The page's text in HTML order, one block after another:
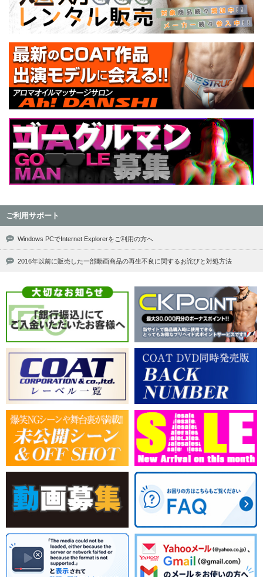
ご利用サポート
Windows PCでInternet Explorerをご利用の方へ
2016年以前に販売した一部動画商品の再生不良に関するお詫びと対処方法